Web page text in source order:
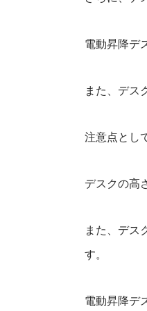
電動昇降デ
また、デス
注意点とし
デスクの高
また、デス
す。
電動昇降デ